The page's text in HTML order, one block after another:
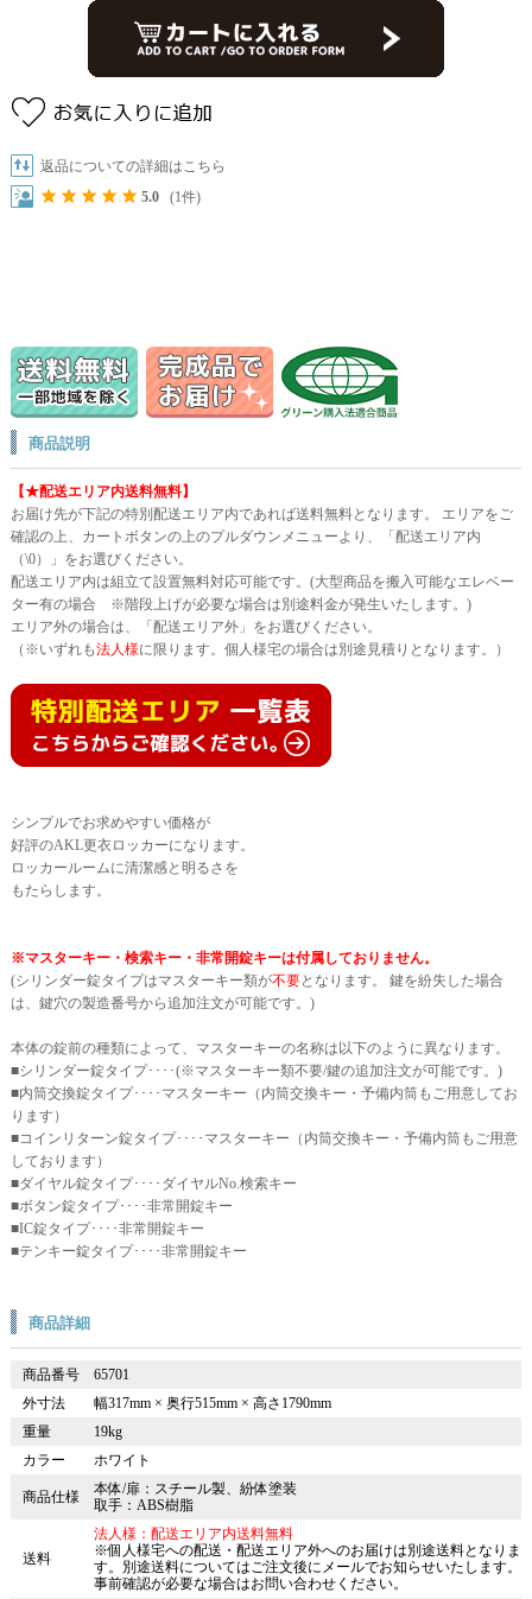
返品についての詳細はこちら
5.0
(1件)
商品説明
【★配送エリア内送料無料】
お届け先が下記の特別配送エリア内であれば送料無料となります。 エリアをご
確認の上、カートボタンの上のプルダウンメニューより、「配送エリア内
（\0）」をお選びください。
配送エリア内は組立て設置無料対応可能です。(大型商品を搬入可能なエレベー
ター有の場合 ※階段上げが必要な場合は別途料金が発生いたします。)
エリア外の場合は、「配送エリア外」をお選びください。
（※いずれも法人様に限ります。個人様宅の場合は別途見積りとなります。）
シンプルでお求めやすい価格が
好評のAKL更衣ロッカーになります。
ロッカールームに清潔感と明るさを
もたらします。
※マスターキー・検索キー・非常開錠キーは付属しておりません。
(シリンダー錠タイプはマスターキー類が不要となります。 鍵を紛失した場合
は、鍵穴の製造番号から追加注文が可能です。)
本体の錠前の種類によって、マスターキーの名称は以下のように異なります。
■シリンダー錠タイプ････(※マスターキー類不要/鍵の追加注文が可能です。)
■内筒交換錠タイプ････マスターキー（内筒交換キー・予備内筒もご用意してお
ります）
■コインリターン錠タイプ････マスターキー（内筒交換キー・予備内筒もご用意
しております）
■ダイヤル錠タイプ････ダイヤルNo.検索キー
■ボタン錠タイプ････非常開錠キー
■IC錠タイプ････非常開錠キー
■テンキー錠タイプ････非常開錠キー
商品詳細
商品番号
65701
外寸法
幅317mm × 奥行515mm × 高さ1790mm
重量
19kg
カラー
ホワイト
商品仕様
本体/扉：スチール製、紛体塗装
取手：ABS樹脂
送料
法人様：配送エリア内送料無料
※個人様宅への配送・配送エリア外へのお届けは別途送料となりま
す。別途送料についてはご注文後にメールでお知らせいたします。
事前確認が必要な場合はお問い合わせください。